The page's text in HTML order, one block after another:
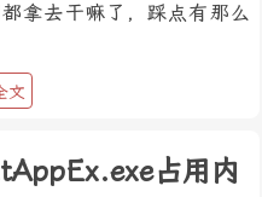
拿去干嘛了，踩点有那么
文
占用内